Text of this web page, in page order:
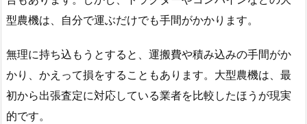
型農機は、自分で運ぶだけでも手間がかかります。
無理に持ち込もうとすると、運搬費や積み込みの手間がか
かり、かえって損をすることもあります。大型農機は、最
初から出張査定に対応している業者を比較したほうが現実
的です。